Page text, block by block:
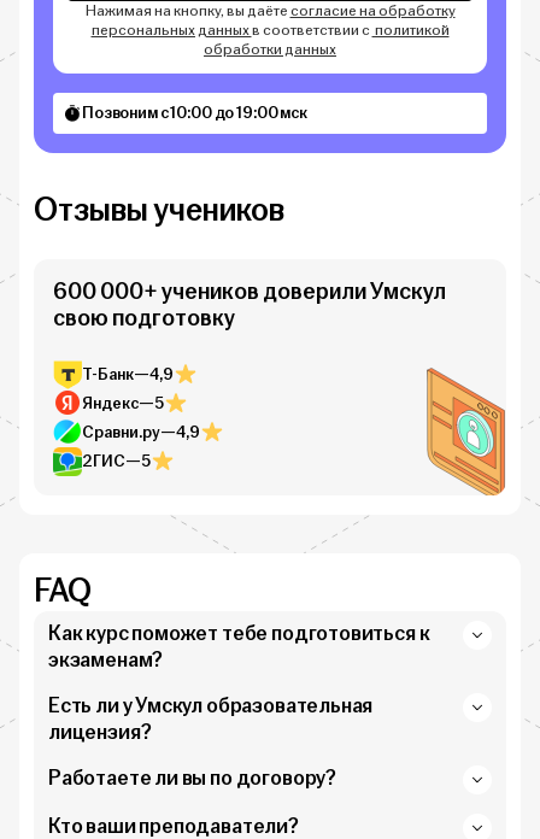
Нажимая на кнопку, вы даётесогласие на обработку
персональных данныхв соответствии с политикой
обработки данных
Позвоним с 10:00 до 19:00 мск
Отзывы учеников
600 000+ учеников доверили Умскул
свою подготовку
Т-Банк—4,9
Яндекс—5
Сравни.ру—4,9
2ГИС—5
FAQ
Как курс поможет тебе подготовиться к
экзаменам?
Есть ли у Умскул образовательная
лицензия?
Работаете ли вы по договору?
Кто ваши преподаватели?